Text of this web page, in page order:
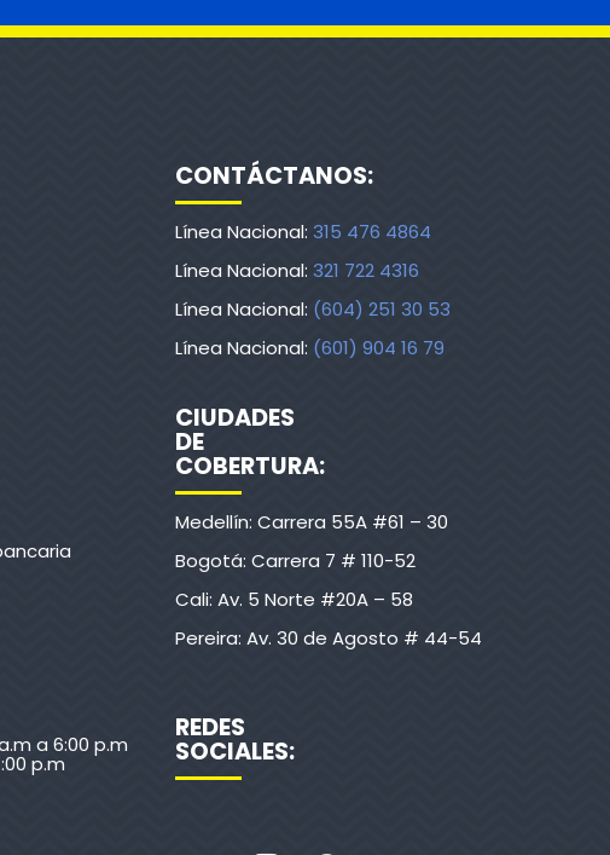
a 6:00 p.m
p.m
CONTÁCTANOS:
Línea Nacional: 315 476 4864
Línea Nacional: 321 722 4316
Línea Nacional: (604) 251 30 53
Línea Nacional: (601) 904 16 79
CIUDADES
DE
COBERTURA:
Medellín: Carrera 55A #61 – 30
Bogotá: Carrera 7 # 110-52
Cali: Av. 5 Norte #20A – 58
Pereira: Av. 30 de Agosto # 44-54
REDES
SOCIALES: